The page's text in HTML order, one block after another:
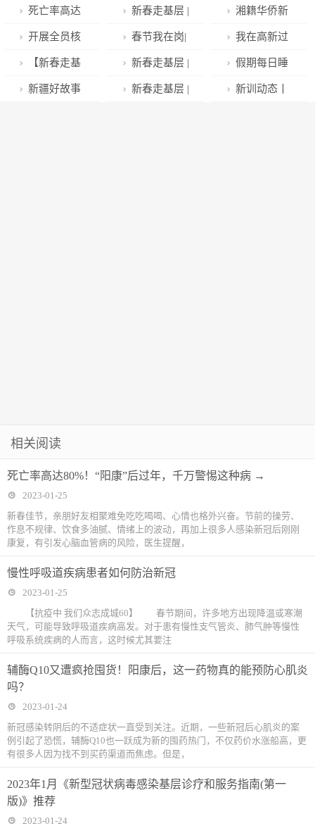
死亡率高达
80%！“阳康”
后过年，千万
警惕这种病
新春走基层 |
春节我在岗：
新春伊始，迎
接新生命
湘籍华侨新
春故事： 30年
了，终于能陪
父亲一起过年
开展全员核
酸检测？此地
最新回应
春节我在岗|
安全不打烊
——嘉峪关市
我在高新过
大年
【新春走基
层】岁寒情暖
新春走基层 |
春节我在岗：
假期每日睡
到日上三竿？
新疆好故事 新春走基层 | 新训动态丨
相关阅读
死亡率高达80%！“阳康”后过年，千万警惕这种病 →
2023-01-25
新春佳节，亲朋好友相聚难免吃吃喝喝、心情也格外兴奋。节前的操劳、
作息不规律、饮食多油腻、情绪上的波动，再加上很多人感染新冠后刚刚
康复，有引发心脑血管病的风险，医生提醒，
慢性呼吸道疾病患者如何防治新冠
2023-01-25
【抗疫中 我们众志成城60】 春节期间，许多地方出现降温或寒潮
天气，可能导致呼吸道疾病高发。对于患有慢性支气管炎、肺气肿等慢性
呼吸系统疾病的人而言，这时候尤其要注
辅酶Q10又遭疯抢囤货！阳康后，这一药物真的能预防心肌炎
吗？
2023-01-24
新冠感染转阴后的不适症状一直受到关注。近期，一些新冠后心肌炎的案
例引起了恐慌，辅酶Q10也一跃成为新的囤药热门，不仅药价水涨船高，更
有很多人因为找不到买药渠道而焦虑。但是，
2023年1月《新型冠状病毒感染基层诊疗和服务指南(第一
版)》推荐
2023-01-24